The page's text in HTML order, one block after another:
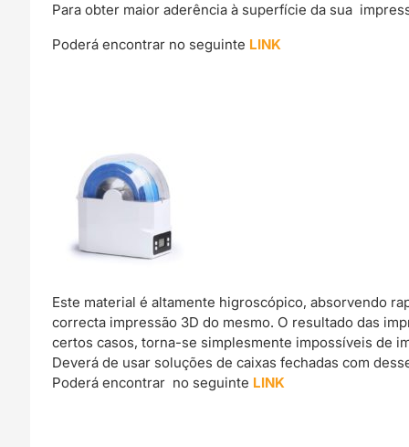
Para obter maior aderência à superfície da sua
Poderá encontrar no seguinte LINK
Este material é altamente higroscópico, absorvendo
correcta impressão 3D do mesmo. O resultado das
certos casos, torna-se simplesmente impossíveis de
Deverá de usar soluções de caixas fechadas com
Poderá encontrar no seguinte LINK